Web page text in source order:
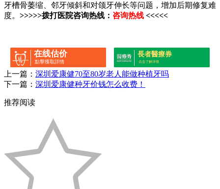
牙槽骨萎缩、邻牙倾斜和对颌牙伸长等问题，增加后期修复难
度。 >>>>>拨打医院咨询热线： 咨询热线 <<<<<
在线估价
點擊獲取詳情
長者醫療券
点击了解详情
上一篇： 深圳爱康健70至80岁老人能做种植牙吗
下一篇： 深圳爱康健种牙价钱怎么收费！
推荐阅读